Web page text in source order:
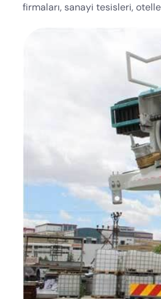
firmaları, sanayi tesisleri,